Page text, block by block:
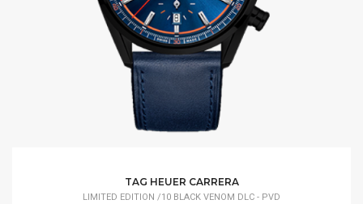
TAG HEUER CARRERA
LIMITED EDITION /10 BLACK VENOM DLC - PVD